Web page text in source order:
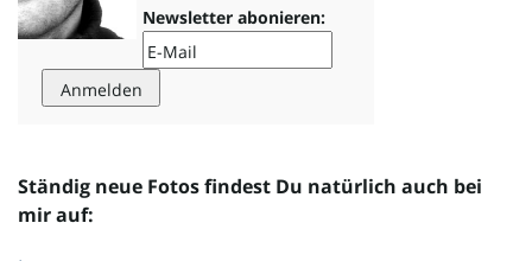
Newsletter abonieren:
Ständig neue Fotos findest Du natürlich auch bei
mir auf: